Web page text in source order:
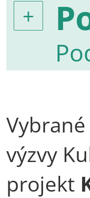
výzvy
projekt